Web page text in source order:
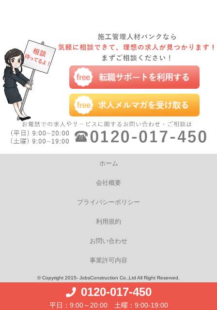
ホーム
会社概要
プライバシーポリシー
利用規約
お問い合わせ
事業許可内容
© Copyright 2015- JobsConstruction Co.,Ltd All Right Reserved.
0120-017-450
平日：9:00～20:00 土曜：9:00-19:00